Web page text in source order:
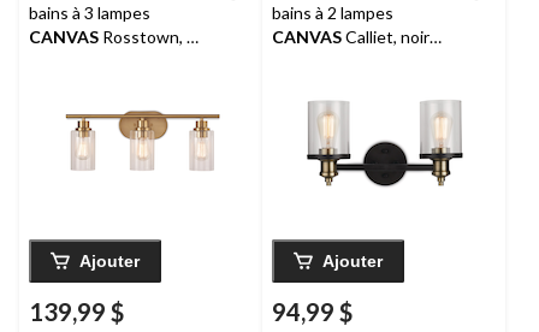
bains à 3 lampes
CANVAS Rosstown, or
Ajouter
139,99 $
bains à 2 lampes
CANVASCalliet, noir
Ajouter
94,99 $